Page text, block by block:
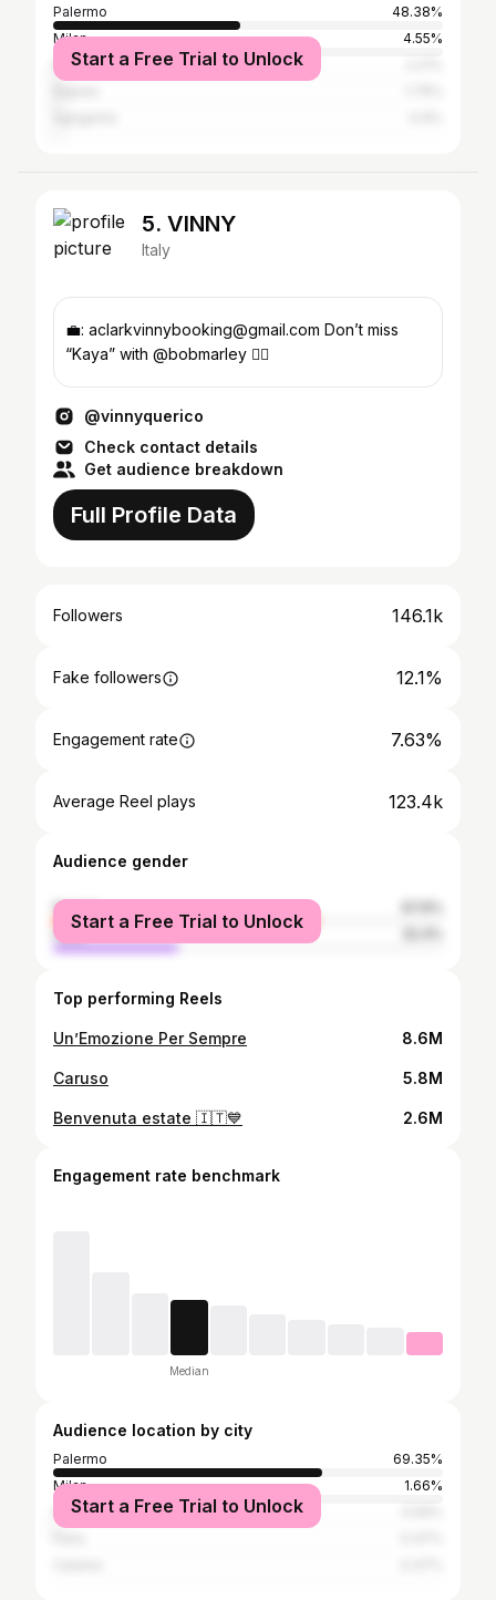
Palermo
48.38%
Milan
4.55%
Rome
Start a Free Trial to Unlock
5. VINNY
Italy
💼: aclarkvinnybooking@gmail.com Don’t miss
“Kaya” with @bobmarley 👇🏼
@vinnyquerico
Check contact details
Get audience breakdown
Full Profile Data
Followers 146.1k
Fake followers 12.1%
Engagement rate 7.63%
Average Reel plays 123.4k
Audience gender
female
male
Start a Free Trial to Unlock
Top performing Reels
Un’Emozione Per Sempre 8.6M
Caruso 5.8M
Benvenuta estate 🇮🇹💙 2.6M
Engagement rate benchmark
Median
Audience location by city
Palermo
69.35%
Milan
1.66%
Naples
Start a Free Trial to Unlock